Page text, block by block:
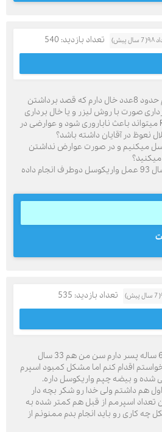
تعداد بازدید: 540
با سلام. بنده بر روی صورتم حدود 8عدد خال دارم که قصد برداشتن
صورت با روش لیزر و یا خال برداری
با دستگاه رادیو فرکانس RF میتواند باعث ناباروری شود و عوارضی در
نعوظ در آقایان داشته باشد؟
میکنیم و در صورت عوارض نداشتن
لازم هست بگویم که بنده سال 93 عمل واریکوسل دوطرف انجام داده
تعداد بازدید: 535
سلام آقای دکتر من یه بچه 6 ساله پسر دارم سن من هم 33 سال
اقدام کنم اما مشکل کمبود اسپرم
شده و بیضه چپم واریکوسل داره.
هم داشتم ولی خدا رو شکر بچه دار
اسپرمم از قبل هم کمتر شده به
کاری رو باید انجام بدم ممنونم از